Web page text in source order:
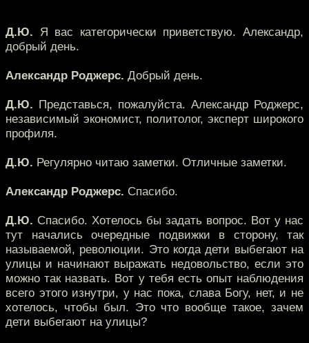
Д.Ю. Я вас категорически приветствую. Александр,
добрый день.
Александр Роджерс. Добрый день.
Д.Ю. Представься, пожалуйста. Александр Роджерс,
независимый экономист, политолог, эксперт широкого
профиля.
Д.Ю. Регулярно читаю заметки. Отличные заметки.
Александр Роджерс. Спасибо.
Д.Ю. Спасибо. Хотелось бы задать вопрос. Вот у нас
тут начались очередные подвижки в сторону, так
называемой, революции. Это когда дети выбегают на
улицы и начинают выражать недовольство, если это
можно так назвать. Вот у тебя есть опыт наблюдения
всего этого изнутри, у нас пока, слава Богу, нет, и не
хотелось, чтобы был. Это что вообще такое, зачем
дети выбегают на улицы?